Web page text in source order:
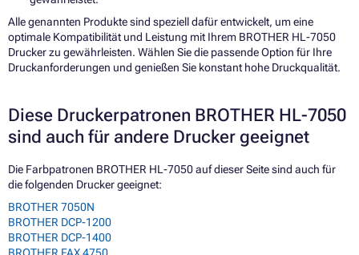
Alle genannten Produkte sind speziell dafür entwickelt, um eine
optimale Kompatibilität und Leistung mit Ihrem BROTHER HL-7050
Drucker zu gewährleisten. Wählen Sie die passende Option für Ihre
Druckanforderungen und genießen Sie konstant hohe Druckqualität.
Diese Druckerpatronen BROTHER HL-7050
sind auch für andere Drucker geeignet
Die Farbpatronen BROTHER HL-7050 auf dieser Seite sind auch für
die folgenden Drucker geeignet:
BROTHER 7050N
BROTHER DCP-1200
BROTHER DCP-1400
BROTHER FAX 4750